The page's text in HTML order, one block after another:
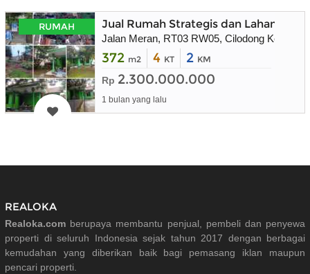
RUMAH Jual Rumah Strategis dan Lahan
Jalan Meran, RT03 RW05, Cilodong Kel. ,
372 m2 4 KT 2 KM
Rp 2.300.000.000
1 bulan yang lalu
REALOKA
Realoka.com berupaya membantu penjual, pembeli dan penyewa
properti di seluruh Indonesia sejak tahun 2017 dengan berbagai
kemudahan yang diberikan baik bagi pemasang iklan maupun
pencari properti.